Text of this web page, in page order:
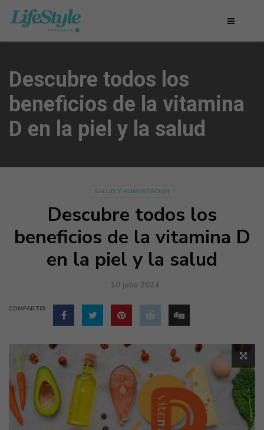
Descubre todos los
beneficios de la vitamina
D en la piel y la salud
SALUD Y ALIMENTACIÓN
Descubre todos los
beneficios de la vitamina D
en la piel y la salud
10 julio 2024
COMPARTIR